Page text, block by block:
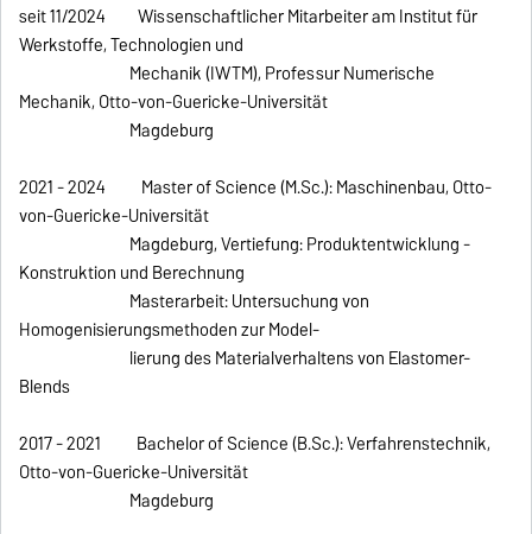
seit 11/2024 Wissenschaftlicher Mitarbeiter am Institut für
Werkstoffe, Technologien und
Mechanik (IWTM), Professur Numerische
Mechanik, Otto-von-Guericke-Universität
Magdeburg
2021 - 2024 Master of Science (M.Sc.): Maschinenbau, Otto-
von-Guericke-Universität
Magdeburg, Vertiefung: Produktentwicklung -
Konstruktion und Berechnung
Masterarbeit: Untersuchung von
Homogenisierungsmethoden zur Model-
lierung des Materialverhaltens von Elastomer-
Blends
2017 - 2021 Bachelor of Science (B.Sc.): Verfahrenstechnik,
Otto-von-Guericke-Universität
Magdeburg